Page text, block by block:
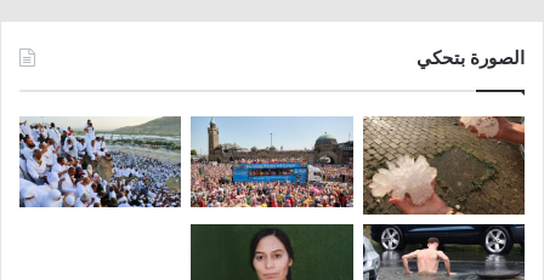
الصورة بتحكي